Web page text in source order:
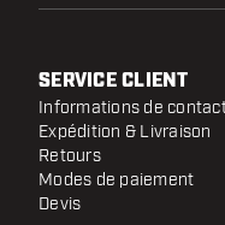
SERVICE CLIENT
Informations de
Expédition & Livraison
Retours
Modes de paiement
Devis